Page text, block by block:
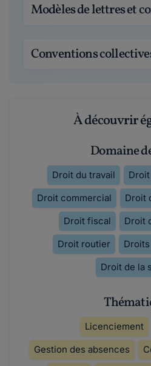
Modèles de lettres et
Conventions
À découvrir
Domaine
Droit du travail
Droit commercial
Droit
Droit fiscal
Droit
Droit routier
Droit de la
Licenciement
Gestion des absences